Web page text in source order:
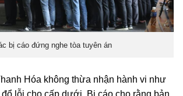
bị cáo đứng nghe tòa tuyên án
Hóa không thừa nhận hành vi như